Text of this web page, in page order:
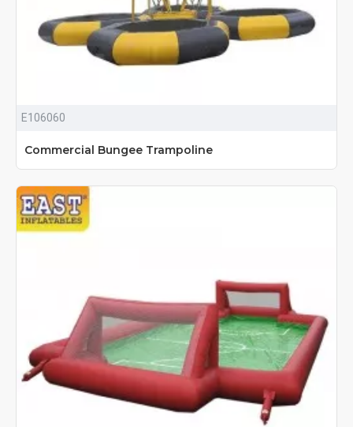
E106060
Commercial Bungee Trampoline